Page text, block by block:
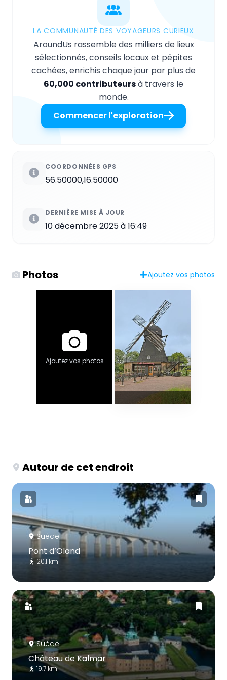
LA COMMUNAUTÉ DES VOYAGEURS CURIEUX
AroundUs rassemble des milliers de lieux
sélectionnés, conseils locaux et pépites
cachées, enrichis chaque jour par plus de
60,000 contributeursà travers le
monde.
Commencer l'exploration
COORDONNÉES GPS
56.50000,16.50000
DERNIÈRE MISE À JOUR
10 décembre 2025 à 16:49
Photos Ajoutez vos photos
Ajoutez vos photos
Autour de cet endroit
Suède
Pont d’Öland
20.1 km
Suède
Château de Kalmar
19.7 km